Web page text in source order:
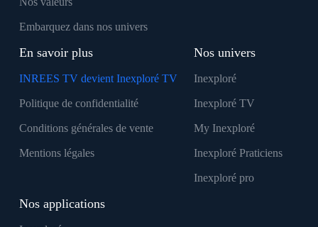
Embarquez dans nos univers
En savoir plus
INREES TV devient Inexploré TV
Politique de confidentialité
Conditions générales de vente
Mentions légales
Nos univers
Inexploré
Inexploré TV
My Inexploré
Inexploré Praticiens
Inexploré pro
Nos applications